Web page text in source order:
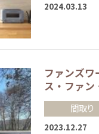
2024.03.13
ファンズ
ス・ファ
間取り
2023.12.27